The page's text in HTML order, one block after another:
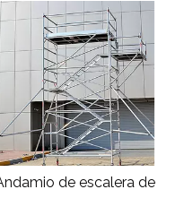
Andamios de aluminio